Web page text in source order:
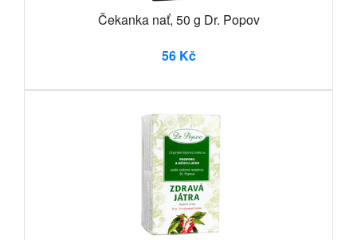
Čekanka nať, 50 g Dr. Popov
56 Kč